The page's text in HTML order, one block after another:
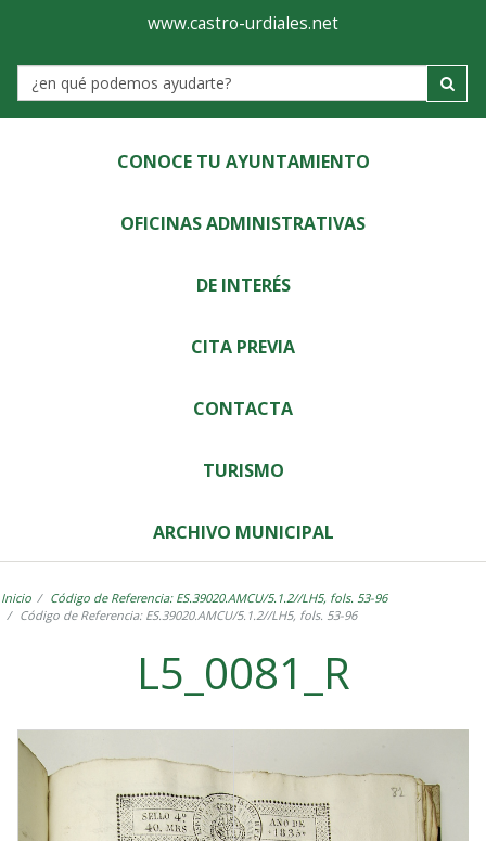
Ayuntamiento
de
Castro-
Urdiales
www.castro-urdiales.net
Label
CONOCE TU AYUNTAMIENTO
OFICINAS ADMINISTRATIVAS
DE INTERÉS
CITA PREVIA
CONTACTA
TURISMO
ARCHIVO MUNICIPAL
Inicio
Código de Referencia: ES.39020.AMCU/5.1.2//LH5, fols. 53-96
Código de Referencia: ES.39020.AMCU/5.1.2//LH5, fols. 53-96
L5_0081_R